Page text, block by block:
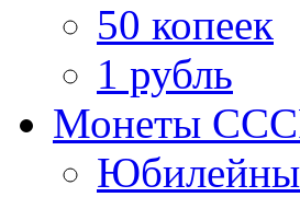
50 копеек
1 рубль
Монеты